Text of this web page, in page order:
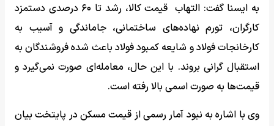
به ایسنا گفت: التهاب قیمت کالا، رشد تا ۶۰ درصدی دستمزد
کارگران، تورم نهاده‌های ساختمانی، جاماندگی و آسیب به
کارخانجات فولاد و شایعه کمبود فولاد باعث شده فروشندگان به
استقبال گرانی بروند. با این حال، معامله‌ای صورت نمی‌گیرد و
قیمت‌ها به صورت اسمی بالا رفته است.
وی با اشاره به نبود آمار رسمی از قیمت مسکن در پایتخت بیان